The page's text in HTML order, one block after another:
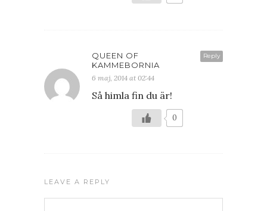
Reply
QUEEN OF
KAMMEBORNIA
6 maj, 2014 at 02:44
Så himla fin du är!
0
LEAVE A REPLY